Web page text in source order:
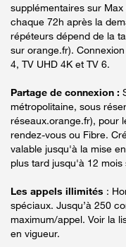
supplémentaires sur
chaque 72h après la
répéteurs dépend de la
sur orange.fr).
4, TV UHD 4K et TV 6.
Partage de connexion :
métropolitaine, sous
réseaux.orange.fr), pour
rendez-vous ou Fibre.
valable jusqu'à la mise
plus tard jusqu'à 12
Les appels illimités :
spéciaux. Jusqu’à 250
maximum/appel. Voir la
en vigueur.